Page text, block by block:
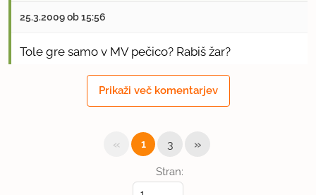
25.3.2009 ob 15:56
Tole gre samo v MV pečico? Rabiš žar?
1985 sporočil
Prikaži več komentarjev
Stran:
« 1 3 »